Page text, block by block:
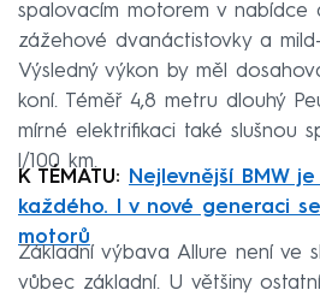
spalovacím motorem v nabídce
zážehové dvanáctistovky a
Výsledný výkon by měl
koní. Téměř 4,8 metru dlouhý
mírné elektrifikaci také slušnou
l/100 km.
K TÉMATU: Nejlevnější BMW
každého. I v nové generaci
motorů
Základní výbava Allure není ve
vůbec základní. U většiny